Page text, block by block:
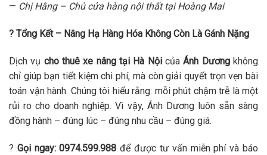
— Chị Hằng – Chủ cửa hàng nội thất tại Hoàng Mai
? Tổng Kết – Nâng Hạ Hàng Hóa Không Còn Là Gánh Nặng
Dịch vụ cho thuê xe nâng tại Hà NộicủaÁnh Dươngkhông
chỉ giúp bạn tiết kiệm chi phí, mà còn giải quyết trọn vẹn bài
toán vận hành. Chúng tôi hiểu rằng: mỗi phút chậm trễ là một
rủi ro cho doanh nghiệp. Vì vậy, Ánh Dương luôn sẵn sàng
đồng hành – đúng lúc – đúng nhu cầu – đúng giá.
? Gọi ngay: 0974.599.988 để được tư vấn miễn phí và báo